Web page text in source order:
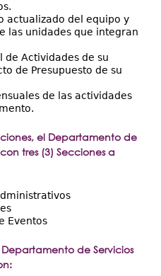
actualizado del equipo y
las unidades que integran
de Actividades de su
de Presupuesto de su
de las actividades
el Departamento de
tres (3) Secciones a
Eventos
Departamento de Servicios